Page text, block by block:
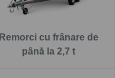
Remorci cu frânare de
până la 2,7 t